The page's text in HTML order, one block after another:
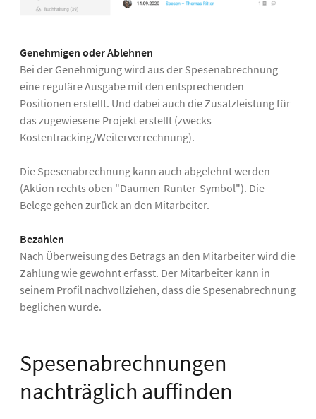
Genehmigen oder Ablehnen
Bei der Genehmigung wird aus der Spesenabrechnung
eine reguläre Ausgabe mit den entsprechenden
Positionen erstellt. Und dabei auch die Zusatzleistung für
das zugewiesene Projekt erstellt (zwecks
Kostentracking/Weiterverrechnung).
Die Spesenabrechnung kann auch abgelehnt werden
(Aktion rechts oben "Daumen-Runter-Symbol"). Die
Belege gehen zurück an den Mitarbeiter.
Bezahlen
Nach Überweisung des Betrags an den Mitarbeiter wird die
Zahlung wie gewohnt erfasst. Der Mitarbeiter kann in
seinem Profil nachvollziehen, dass die Spesenabrechnung
beglichen wurde.
Spesenabrechnungen
nachträglich auffinden